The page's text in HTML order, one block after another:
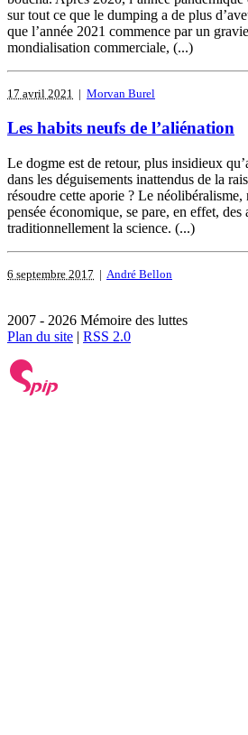
sur tout ce que le dumping a de plus
que l’année 2021 commence par un
mondialisation commerciale, (...)
17 avril 2021 | Morvan Burel
Les habits neufs de l’aliénation
Le dogme est de retour, plus insidieux
dans les déguisements inattendus de la
résoudre cette aporie ? Le
pensée économique, se pare, en effet,
traditionnellement la science. (...)
6 septembre 2017 | André Bellon
2007 - 2026 Mémoire des luttes
Plan du site | RSS 2.0